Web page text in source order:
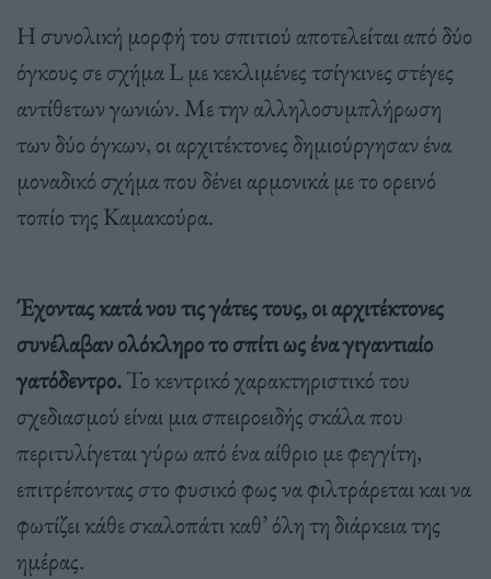
Η συνολική μορφή του σπιτιού αποτελείται από δύο
όγκους σε σχήμα L με κεκλιμένες τσίγκινες στέγες
αντίθετων γωνιών. Με την αλληλοσυμπλήρωση
των δύο όγκων, οι αρχιτέκτονες δημιούργησαν ένα
μοναδικό σχήμα που δένει αρμονικά με το ορεινό
τοπίο της Καμακούρα.
Έχοντας κατά νου τις γάτες τους, οι αρχιτέκτονες
συνέλαβαν ολόκληρο το σπίτι ως ένα γιγαντιαίο
γατόδεντρο.Το κεντρικό χαρακτηριστικό του
σχεδιασμού είναι μια σπειροειδής σκάλα που
περιτυλίγεται γύρω από ένα αίθριο με φεγγίτη,
επιτρέποντας στο φυσικό φως να φιλτράρεται και να
φωτίζει κάθε σκαλοπάτι καθ’ όλη τη διάρκεια της
ημέρας.